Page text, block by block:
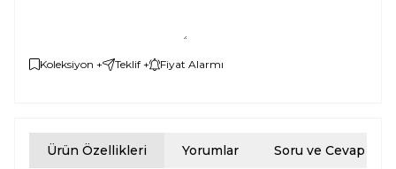
Koleksiyon + Teklif + Fiyat Alarmı
Ürün Özellikleri Yorumlar Soru ve Cevap